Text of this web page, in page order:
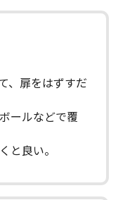
、扉をはずすだ
ールなどで覆
と良い。